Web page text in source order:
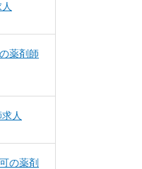
薬剤師
人
の薬剤